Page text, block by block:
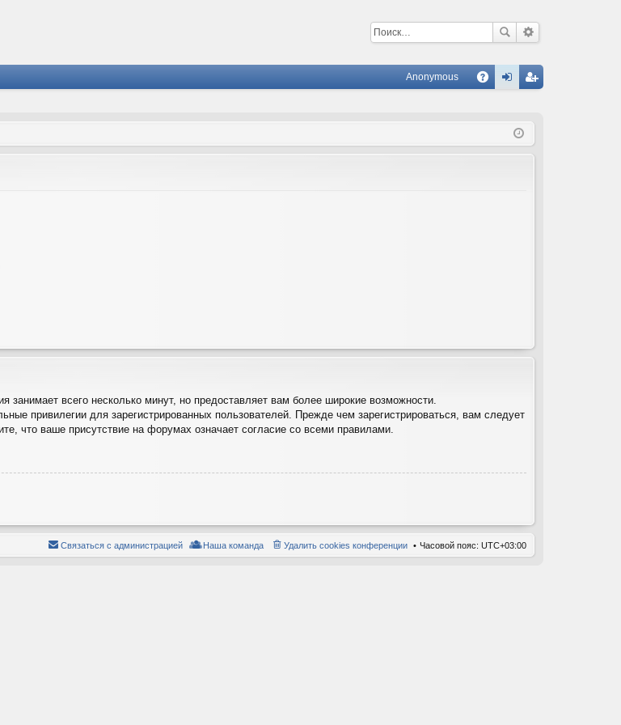
С
Anonymous
ис
всего несколько минут, но предоставляет вам более широкие возможности.
привилегии для зарегистрированных пользователей. Прежде чем зарегистрироваться, вам следует
что ваше присутствие на форумах означает согласие со всеми правилами.
Часовой пояс: UTC+03:00
Удалить cookies конференции
Наша команда
Связаться с администрацией